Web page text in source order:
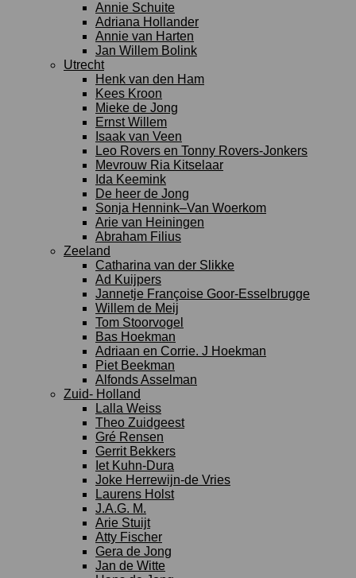
Annie Schuite
Adriana Hollander
Annie van Harten
Jan Willem Bolink
Utrecht
Henk van den Ham
Kees Kroon
Mieke de Jong
Ernst Willem
Isaak van Veen
Leo Rovers en Tonny Rovers-Jonkers
Mevrouw Ria Kitselaar
Ida Keemink
De heer de Jong
Sonja Hennink–Van Woerkom
Arie van Heiningen
Abraham Filius
Zeeland
Catharina van der Slikke
Ad Kuijpers
Jannetje Françoise Goor-Esselbrugge
Willem de Meij
Tom Stoorvogel
Bas Hoekman
Adriaan en Corrie. J Hoekman
Piet Beekman
Alfonds Asselman
Zuid- Holland
Lalla Weiss
Theo Zuidgeest
Gré Rensen
Gerrit Bekkers
Iet Kuhn-Dura
Joke Herrewijn-de Vries
Laurens Holst
J.A.G. M.
Arie Stuijt
Atty Fischer
Gera de Jong
Jan de Witte